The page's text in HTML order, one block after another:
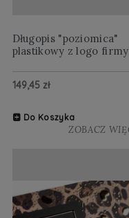
Długopis "poziomica"
plastikowy z logo firmy
149,45 zł
Do Koszyka
ZOBACZ